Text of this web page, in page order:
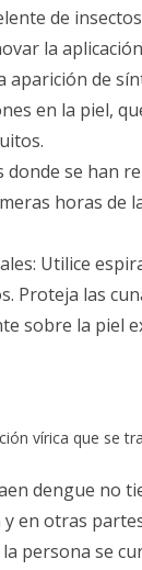
de
la
aparición de
en la piel,
se han
horas de
Utilice
Proteja las
sobre la piel
vírica que se
dengue no
en otras
persona se